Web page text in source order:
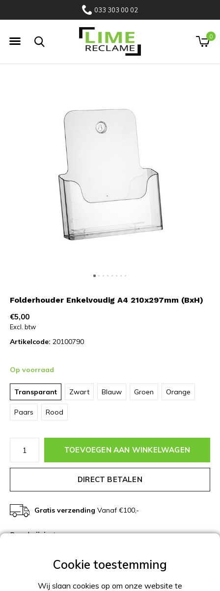
033 303 00 02
0
Folderhouder Enkelvoudig A4 210x297mm (BxH)
€5,00
Excl. btw
Artikelcode: 20100790
Op voorraad
Transparant Zwart Blauw Groen Orange
Paars Rood
TOEVOEGEN AAN WINKELWAGEN
DIRECT BETALEN
Gratis verzending Vanaf €100,-
Beschrijving
Productomschrijving
Gebruik deze folderhouder om uw producten en diensten
Wij slaan cookies op om onze website te